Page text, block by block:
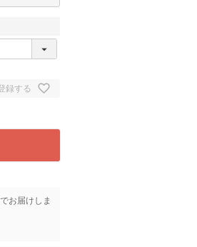
録する
でお届けしま